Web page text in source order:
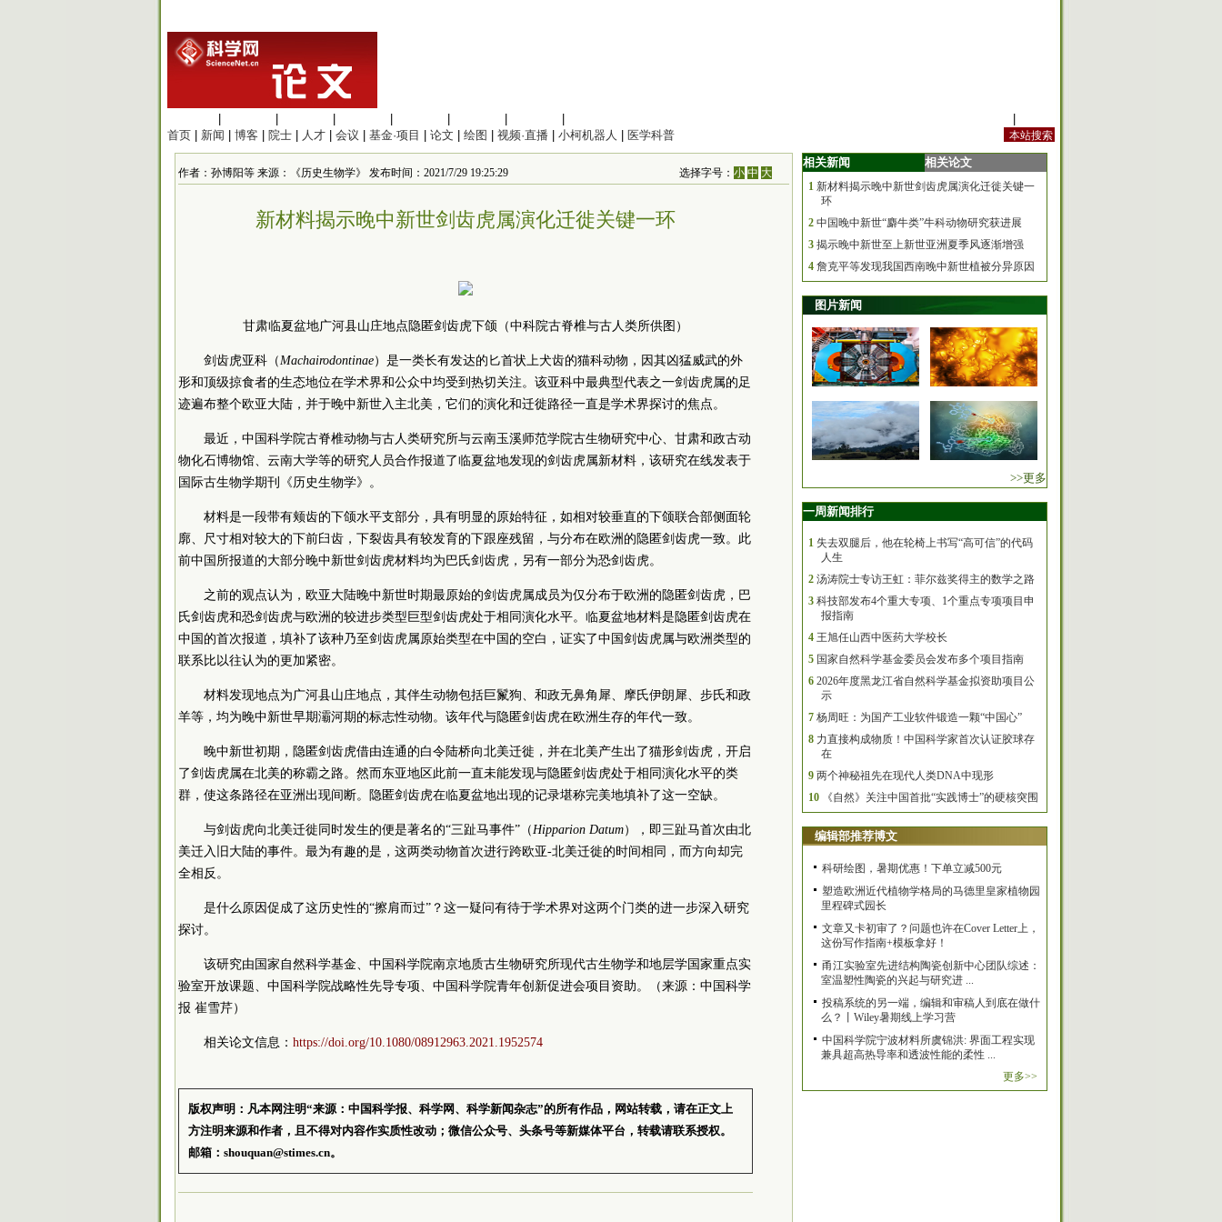
首页
新闻 博客 院士 人才 会议 基金·项目 论文 绘图 视频·直播 小柯机器人 医学科普
作者：孙博阳等 来源：《历史生物学》 发布时间：2021/7/29 19:25:29 选择字号：小 中 大
新材料揭示晚中新世剑齿虎属演化迁徙关键一环
甘肃临夏盆地广河县山庄地点隐匿剑齿虎下颌（中科院古脊椎与古人类所供图）
剑齿虎亚科（Machairodontinae）是一类长有发达的匕首状上犬齿的猫科动物，因其凶猛威武的外
形和顶级掠食者的生态地位在学术界和公众中均受到热切关注。该亚科中最典型代表之一剑齿虎属的足
迹遍布整个欧亚大陆，并于晚中新世入主北美，它们的演化和迁徙路径一直是学术界探讨的焦点。
最近，中国科学院古脊椎动物与古人类研究所与云南玉溪师范学院古生物研究中心、甘肃和政古动
物化石博物馆、云南大学等的研究人员合作报道了临夏盆地发现的剑齿虎属新材料，该研究在线发表于
国际古生物学期刊《历史生物学》。
材料是一段带有颊齿的下颌水平支部分，具有明显的原始特征，如相对较垂直的下颌联合部侧面轮
廓、尺寸相对较大的下前臼齿，下裂齿具有较发育的下跟座残留，与分布在欧洲的隐匿剑齿虎一致。此
前中国所报道的大部分晚中新世剑齿虎材料均为巴氏剑齿虎，另有一部分为恐剑齿虎。
之前的观点认为，欧亚大陆晚中新世时期最原始的剑齿虎属成员为仅分布于欧洲的隐匿剑齿虎，巴
氏剑齿虎和恐剑齿虎与欧洲的较进步类型巨型剑齿虎处于相同演化水平。临夏盆地材料是隐匿剑齿虎在
中国的首次报道，填补了该种乃至剑齿虎属原始类型在中国的空白，证实了中国剑齿虎属与欧洲类型的
联系比以往认为的更加紧密。
材料发现地点为广河县山庄地点，其伴生动物包括巨鬣狗、和政无鼻角犀、摩氏伊朗犀、步氏和政
羊等，均为晚中新世早期灞河期的标志性动物。该年代与隐匿剑齿虎在欧洲生存的年代一致。
晚中新世初期，隐匿剑齿虎借由连通的白令陆桥向北美迁徙，并在北美产生出了猫形剑齿虎，开启
了剑齿虎属在北美的称霸之路。然而东亚地区此前一直未能发现与隐匿剑齿虎处于相同演化水平的类
群，使这条路径在亚洲出现间断。隐匿剑齿虎在临夏盆地出现的记录堪称完美地填补了这一空缺。
与剑齿虎向北美迁徙同时发生的便是著名的“三趾马事件” （Hipparion Datum），即三趾马首次由北
美迁入旧大陆的事件。最为有趣的是，这两类动物首次进行跨欧亚-北美迁徙的时间相同，而方向却完
全相反。
是什么原因促成了这历史性的“擦肩而过”？这一疑问有待于学术界对这两个门类的进一步深入研究
探讨。
该研究由国家自然科学基金、中国科学院南京地质古生物研究所现代古生物学和地层学国家重点实
验室开放课题、中国科学院战略性先导专项、中国科学院青年创新促进会项目资助。（来源：中国科学
报 崔雪芹）
相关论文信息： https://doi.org/10.1080/08912963.2021.1952574
版权声明：凡本网注明“来源：中国科学报、科学网、科学新闻杂志”的所有作品，网站转载，请在正文上
方注明来源和作者，且不得对内容作实质性改动；微信公众号、头条号等新媒体平台，转载请联系授权。
邮箱：shouquan@stimes.cn。
相关新闻 相关论文
1 新材料揭示晚中新世剑齿虎属演化迁徙关键一
环
2 中国晚中新世“麝牛类”牛科动物研究获进展
3 揭示晚中新世至上新世亚洲夏季风逐渐增强
4 詹克平等发现我国西南晚中新世植被分异原因
图片新闻
>>更多
一周新闻排行
1 失去双腿后，他在轮椅上书写“高可信”的代码
人生
2 汤涛院士专访王虹：菲尔兹奖得主的数学之路
3 科技部发布4个重大专项、1个重点专项项目申
报指南
4 王旭任山西中医药大学校长
5 国家自然科学基金委员会发布多个项目指南
6 2026年度黑龙江省自然科学基金拟资助项目公
示
7 杨周旺：为国产工业软件锻造一颗“中国心”
8 力直接构成物质！中国科学家首次认证胶球存
在
9 两个神秘祖先在现代人类DNA中现形
10
《自然》关注中国首批“实践博士”的硬核突围
编辑部推荐博文
科研绘图，暑期优惠！下单立减500元
塑造欧洲近代植物学格局的马德里皇家植物园
里程碑式园长
文章又卡初审了？问题也许在Cover Letter上，
这份写作指南+模板拿好！
甬江实验室先进结构陶瓷创新中心团队综述：
室温塑性陶瓷的兴起与研究进 ...
投稿系统的另一端，编辑和审稿人到底在做什
么？丨Wiley暑期线上学习营
中国科学院宁波材料所虞锦洪: 界面工程实现
兼具超高热导率和透波性能的柔性 ...
更多>>